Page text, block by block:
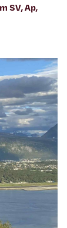
SV, Ap,